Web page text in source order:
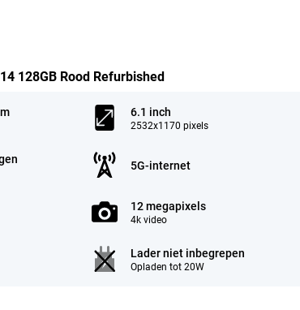
128GB Rood Refurbished
6.1 inch
2532x1170 pixels
5G-internet
12 megapixels
4k video
Lader niet inbegrepen
Opladen tot 20W